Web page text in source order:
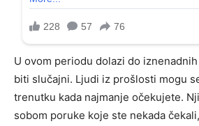
U ovom periodu dolazi do
biti slučajni. Ljudi iz prošlosti mogu
trenutku kada najmanje očekujete.
sobom poruke koje ste nekada